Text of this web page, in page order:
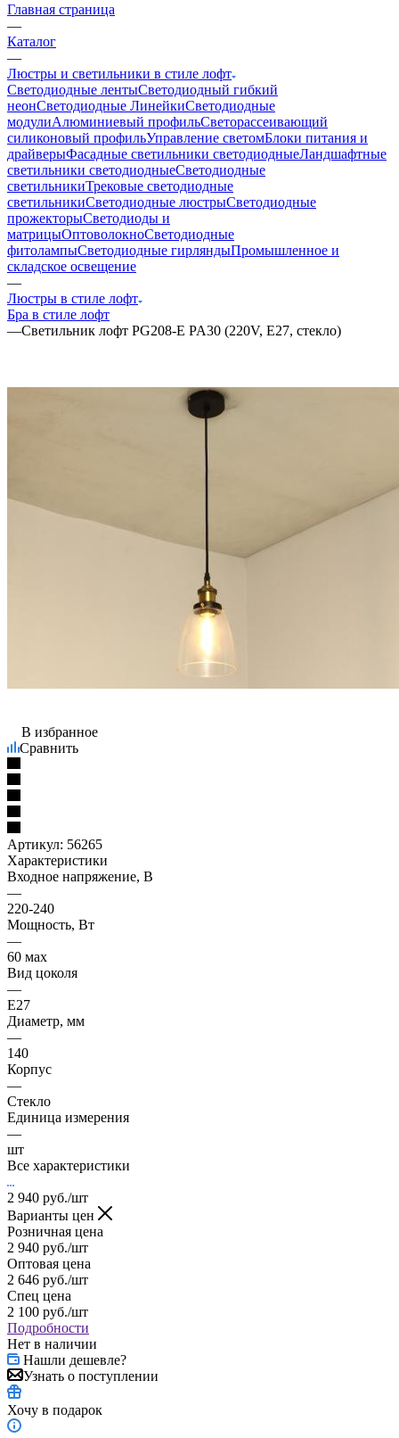
Главная страница
—
Каталог
—
Люстры и светильники в стиле лофт
Светодиодные лентыСветодиодный гибкий
неонСветодиодные ЛинейкиСветодиодные
модулиАлюминиевый профильСветорассеивающий
силиконовый профильУправление светомБлоки питания и
драйверыФасадные светильники светодиодныеЛандшафтные
светильники светодиодныеСветодиодные
светильникиТрековые светодиодные
светильникиСветодиодные люстрыСветодиодные
прожекторыСветодиоды и
матрицыОптоволокноСветодиодные
фитолампыСветодиодные гирляндыПромышленное и
складское освещение
—
Люстры в стиле лофт
Бра в стиле лофт
—Светильник лофт PG208-E PA30 (220V, E27, стекло)
В избранное
Сравнить
Артикул: 56265
Характеристики
Входное напряжение, В
—
220-240
Мощность, Вт
—
60 мах
Вид цоколя
—
Е27
Диаметр, мм
—
140
Корпус
—
Стекло
Единица измерения
—
шт
Все характеристики
2 940 руб./шт
Варианты цен
Розничная цена
2 940 руб./шт
Оптовая цена
2 646 руб./шт
Спец цена
2 100 руб./шт
Подробности
Нет в наличии
Нашли дешевле?
Узнать о поступлении
Хочу в подарок